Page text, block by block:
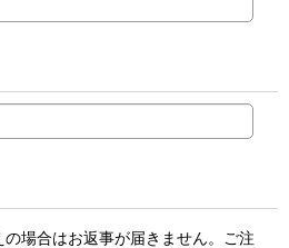
の場合はお返事が届きません。ご注